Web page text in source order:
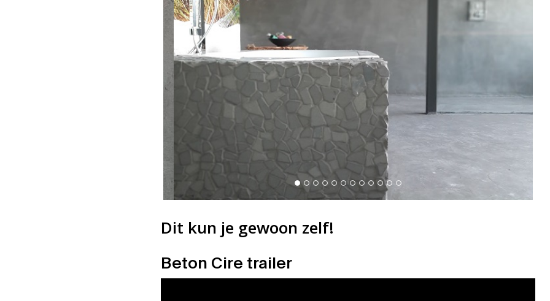
variaties.
Deze
gekozen
op
productpagina
Dit kun je gewoon zelf!
Beton Cire trailer